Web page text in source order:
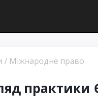
/ Міжнародне право
практики